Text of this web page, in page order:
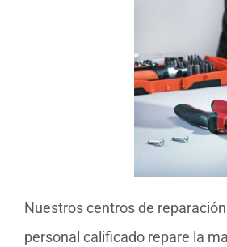
Nuestros centros de
personal calificado repare la